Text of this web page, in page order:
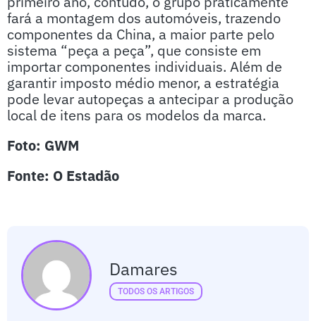
fará a montagem dos automóveis, trazendo
componentes da China, a maior parte pelo
sistema “peça a peça”, que consiste em
importar componentes individuais. Além de
garantir imposto médio menor, a estratégia
pode levar autopeças a antecipar a produção
local de itens para os modelos da marca.
Foto: GWM
Fonte: O Estadão
Damares
TODOS OS ARTIGOS